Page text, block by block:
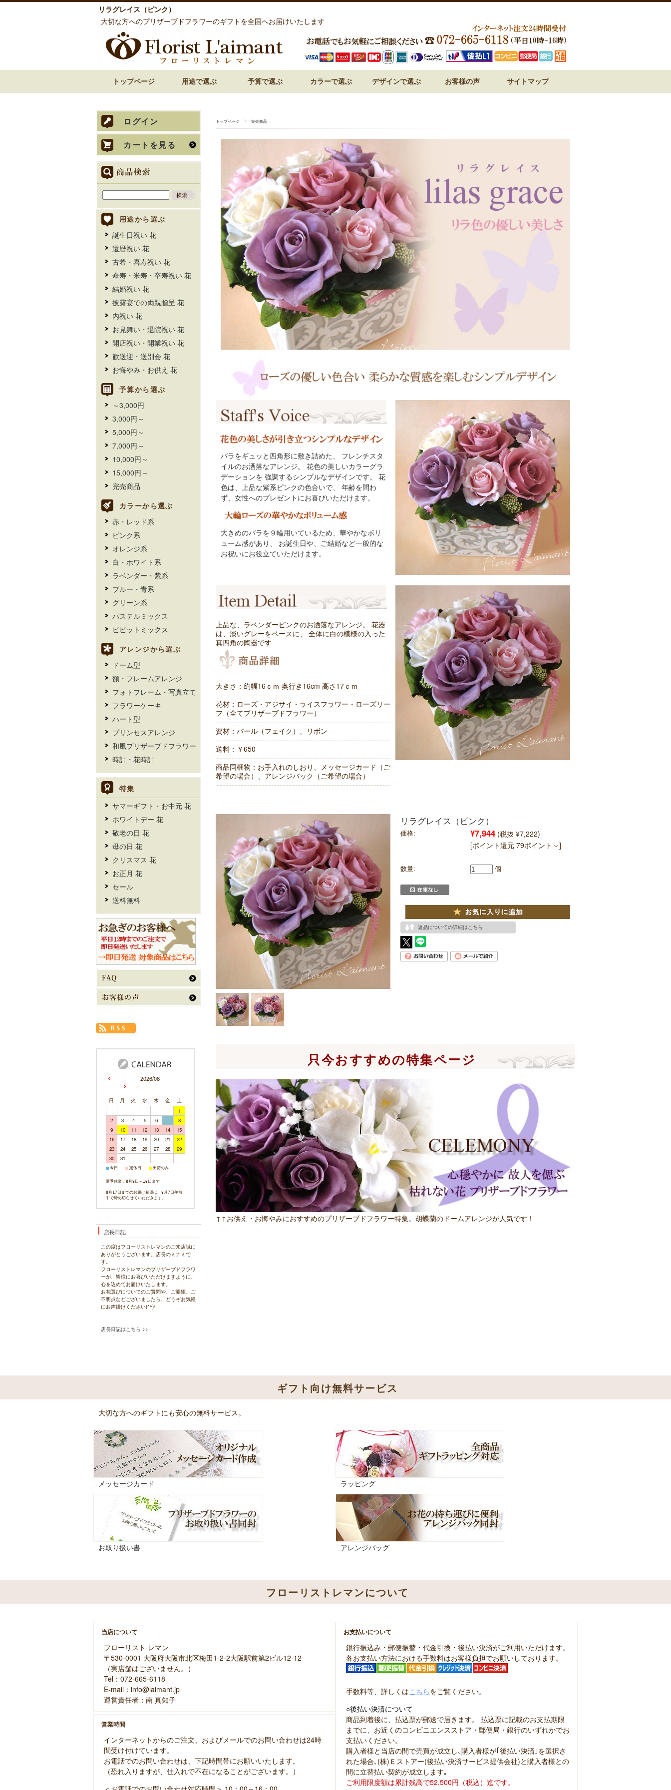
リラグレイス（ピンク）
大切な方へのプリザーブドフラワーのギフトを全国へお届けいたします
トップページ 用途で選ぶ 予算で選ぶ カラーで選ぶ デザインで選ぶ お客様の声 サイトマップ
トップページ 完売商品
バラをギュッと四角形に敷き詰めた、 フレンチスタ
イルのお洒落なアレンジ。 花色の美しいカラーグラ
デーションを 強調するシンプルなデザインです。 花
色は、上品な紫系ピンクの色合いで、 年齢を問わ
ず、女性へのプレゼントにお喜びいただけます。
大きめのバラを９輪用いているため、華やかなボリ
ューム感があり、 お誕生日や、ご結婚など一般的な
お祝いにお役立ていただけます。
上品な、ラベンダーピンクのお洒落なアレンジ。 花器
は、淡いグレーをベースに、 全体に白の模様の入った
真四角の陶器です
大きさ：約幅16ｃｍ 奥行き16cm 高さ17ｃｍ
花材：ローズ・アジサイ・ライスフラワー・ローズリー
フ（全てプリザーブドフラワー）
資材：パール（フェイク）、リボン
送料：￥650
商品同梱物：お手入れのしおり、メッセージカード（ご
希望の場合）、アレンジバック（ご希望の場合）
リラグレイス（ピンク）
価格: ¥7,944 (税抜 ¥7,222)
[ポイント還元 79ポイント～]
数量: 個
返品についての詳細はこちら
只今おすすめの特集ページ
↑↑お供え・お悔やみにおすすめのプリザーブドフラワー特集。胡蝶蘭のドームアレンジが人気です！
ログイン
カートを見る
用途から選ぶ
誕生日祝い 花
還暦祝い 花
古希・喜寿祝い 花
傘寿・米寿・卒寿祝い 花
結婚祝い 花
披露宴での両親贈呈 花
内祝い 花
お見舞い・退院祝い 花
開店祝い・開業祝い 花
歓送迎・送別会 花
お悔やみ・お供え 花
予算から選ぶ
～3,000円
3,000円～
5,000円～
7,000円～
10,000円～
15,000円～
完売商品
カラーから選ぶ
赤・レッド系
ピンク系
オレンジ系
白・ホワイト系
ラベンダー・紫系
ブルー・青系
グリーン系
パステルミックス
ビビットミックス
アレンジから選ぶ
ドーム型
額・フレームアレンジ
フォトフレーム・写真立て
フラワーケーキ
ハート型
プリンセスアレンジ
和風プリザーブドフラワー
時計・花時計
特集
サマーギフト・お中元 花
ホワイトデー 花
敬老の日 花
母の日 花
クリスマス 花
お正月 花
セール
送料無料
2026/08
日 月 火 水 木 金
土
1
2
3 4 5 6 7
8
9
10 11 12 13 14
15
16
17 18 19 20 21
22
23
24 25 26 27 28
29
30
31
■ 今日 ■ 定休日 ■ 出荷のみ
夏季休業：8月8日～16日まで
8月17日までのお届け希望は、8月7日午前
中で締め切らせていただきます。
店長日記
この度はフローリストレマンのご来店誠に
ありがとうございます。店長のミナミで
す。
フローリストレマンのプリザーブドフラワ
ーが、皆様にお喜びいただけますように、
心を込めてお届けいたします。
お花選びについてのご質問や、ご要望、ご
不明点などございましたら、どうぞお気軽
にお声掛けください(^^)/
店長日記はこちら >>
ギフト向け無料サービス
大切な方へのギフトにも安心の無料サービス。
メッセージカード ラッピング
お取り扱い書 アレンジバッグ
フローリストレマンについて
当店について
フローリスト レマン
〒530-0001 大阪府大阪市北区梅田1-2-2大阪駅前第2ビル12-12
（実店舗はございません。）
Tel：072-665-6118
E-mail：info@laimant.jp
運営責任者：南 真知子
営業時間
インターネットからのご注文、およびメールでのお問い合わせは24時
間受け付けています。
お電話でのお問い合わせは、下記時間帯にお願いいたします。
（恐れ入りますが、仕入れで不在になることがございます。）
お支払いについて
銀行振込み・郵便振替・代金引換・後払い決済がご利用いただけます。
各お支払い方法における手数料はお客様負担でお願いしております。
手数料等、詳しくはこちらをご覧ください。
○後払い決済について
商品到着後に、払込票が郵送で届きます。 払込票に記載のお支払期限
までに、お近くのコンビニエンスストア・郵便局・銀行のいずれかでお
支払いください。
購入者様と当店の間で売買が成立し､購入者様が｢後払い決済｣を選択さ
れた場合､(株)Ｅストアー(後払い決済サービス提供会社)と購入者様との
間に立替払い契約が成立します｡
ご利用限度額は累計残高で52,500円（税込）迄です。